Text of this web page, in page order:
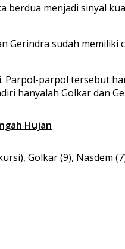
berdua menjadi sinyal
Gerindra sudah memiliki
parpol tersebut
hanyalah Golkar dan
Hujan
Golkar (9), Nasdem